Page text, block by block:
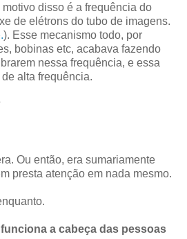
disso é a frequência do
de elétrons do tubo de imagens.
). Esse mecanismo todo, por
bobinas etc, acabava fazendo
nessa frequência, e essa
alta frequência.
Ou então, era sumariamente
presta atenção em nada mesmo.
a cabeça das pessoas